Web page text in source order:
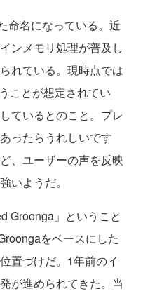
命名になっている。近
ンメモリ処理が普及し
れている。現時点では
ことが想定されてい
ているとのこと。プレ
ったらうれしいです
、ユーザーの声を反映
いようだ。
Groonga」ということ
をベースにした
置づけだ。1年前のイ
が進められてきた。当